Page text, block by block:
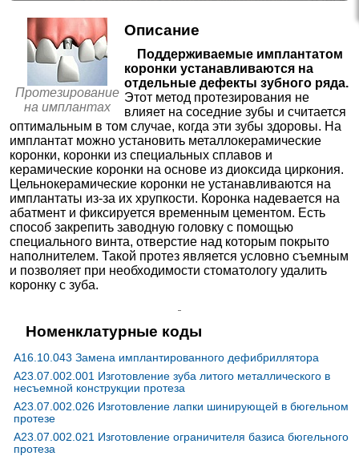
Стоматология Belle Arti на Белореченской
Екатеринбург; ул. Белореченская, д. 21; м. Геологическая
..показать
20800-29500₽ Запись
D A Clinic на Летчика Бабушкина
Москва; ул. Летчика Бабушкина, д. 29, корп. 2; м. Бабушкинская
+7(499 ..показать
25000₽ Запись
Бест Клиник на Новочерёмушкинской
Москва; ул. Новочерёмушкинская, д. 34, корп. 2; м. Профсоюзная
+7(499..показать
27000-137000₽ Запись
Центравиамед в Томилино
Московская область; пос. Томилино, ул. Гаршина, д. 26, стр. 152
м. Некрасовка
Москва; пр-т Академика Сахарова, д. 7; м. Сретенский Бульвар
+7(495..показать
28600-64400₽
Стоматология Диамед на Щёлковском шоссе
Москва; Щёлковское шоссе, д. 44, корп. 5
; м. Щелковская
+7(499
Коронка из диоксида циркония на
имплантат
✚ Коронки на зубы
≈11109₽
Зубные вкладки
≈9317₽
✚Прочие ортопедические услуги
≈1684₽
✚Съёмное протезирование зубов
≈32522₽
✚Починка и коррекция зубных протезов ≈3734₽
Протезирование
на имплантах
Описание
Поддерживаемые имплантатом
коронки устанавливаются на
отдельные дефекты зубного ряда.
Этот метод протезирования не
влияет на соседние зубы и считается
оптимальным в том случае, когда эти зубы здоровы. На
имплантат можно установить металлокерамические
коронки, коронки из специальных сплавов и
керамические коронки на основе из диоксида циркония.
Цельнокерамические коронки не устанавливаются на
имплантаты из-за их хрупкости. Коронка надевается на
абатмент и фиксируется временным цементом. Есть
способ закрепить заводную головку с помощью
специального винта, отверстие над которым покрыто
наполнителем. Такой протез является условно съемным
и позволяет при необходимости стоматологу удалить
коронку с зуба.
Номенклатурные коды
A16.10.043 Замена имплантированного дефибриллятора
A23.07.002.001 Изготовление зуба литого металлического в
несъемной конструкции протеза
A23.07.002.026 Изготовление лапки шинирующей в бюгельном
протезе
A23.07.002.021 Изготовление ограничителя базиса бюгельного
протеза